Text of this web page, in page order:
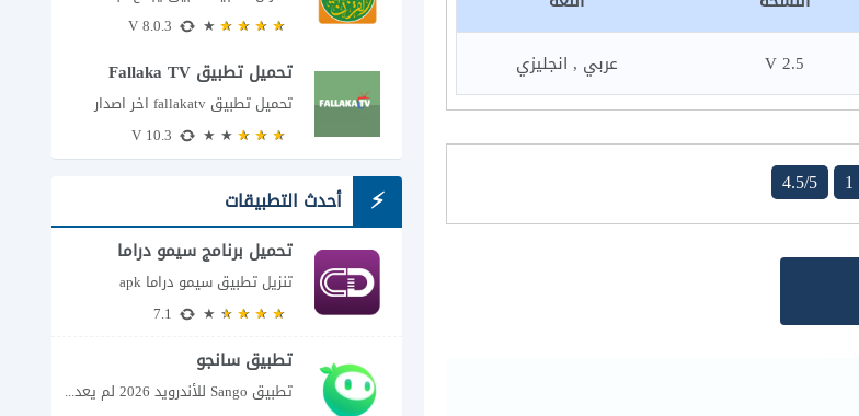
2.5 V عربي , انجليزي
4.5/5 1
تحميل تطبيق Fallaka TV
تحميل تطبيق fallakatv اخر اصدار
أحدث التطبيقات
تحميل برنامج سيمو دراما
للاندرويد
تنزيل تطبيق سيمو دراما apk
تطبيق سانجو
تطبيق Sango للأندرويد 2026 لم يعد تطبيق سانجو Sango مجرد مساحة لإرسال الرسائل أو...